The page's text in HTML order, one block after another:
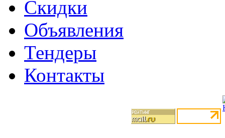
Скидки
Объявления
Тендеры
Контакты